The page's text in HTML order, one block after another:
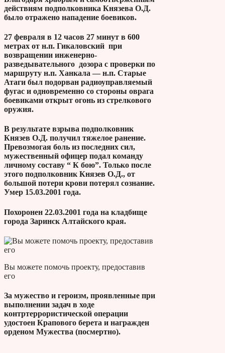
действиям подполковника Князева О.Д.
было отражено нападение боевиков.
27 февраля в 12 часов 27 минут в 600
метрах от н.п. Гикаловский при
возвращении инженерно-
разведывательного дозора с проверки по
маршруту н.п. Ханкала — н.п. Старые
Атаги был подорван радиоуправляемый
фугас и одновременно со стороны оврага
боевиками открыт огонь из стрелкового
оружия.
В результате взрыва подполковник
Князев О.Д. получил тяжелое ранение.
Превозмогая боль из последних сил,
мужественный офицер подал команду
личному составу “ К бою”. Только после
этого подполковник Князев О.Д., от
большой потери крови потерял сознание.
Умер 15.03.2001 года.
Похоронен 22.03.2001 года на кладбище
города Заринск Алтайского края.
Вы можете помочь проекту, предоставив
его
За мужество и героизм, проявленные при
выполнении задач в ходе
контртеррористической операции
удостоен Крапового берета и награжден
орденом Мужества (посмертно).